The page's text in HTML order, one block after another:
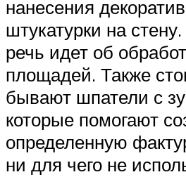
нанесения
штукатурки на
речь идет об
площадей. Также
бывают шпатели с
которые помогают
определенную
ни для чего не